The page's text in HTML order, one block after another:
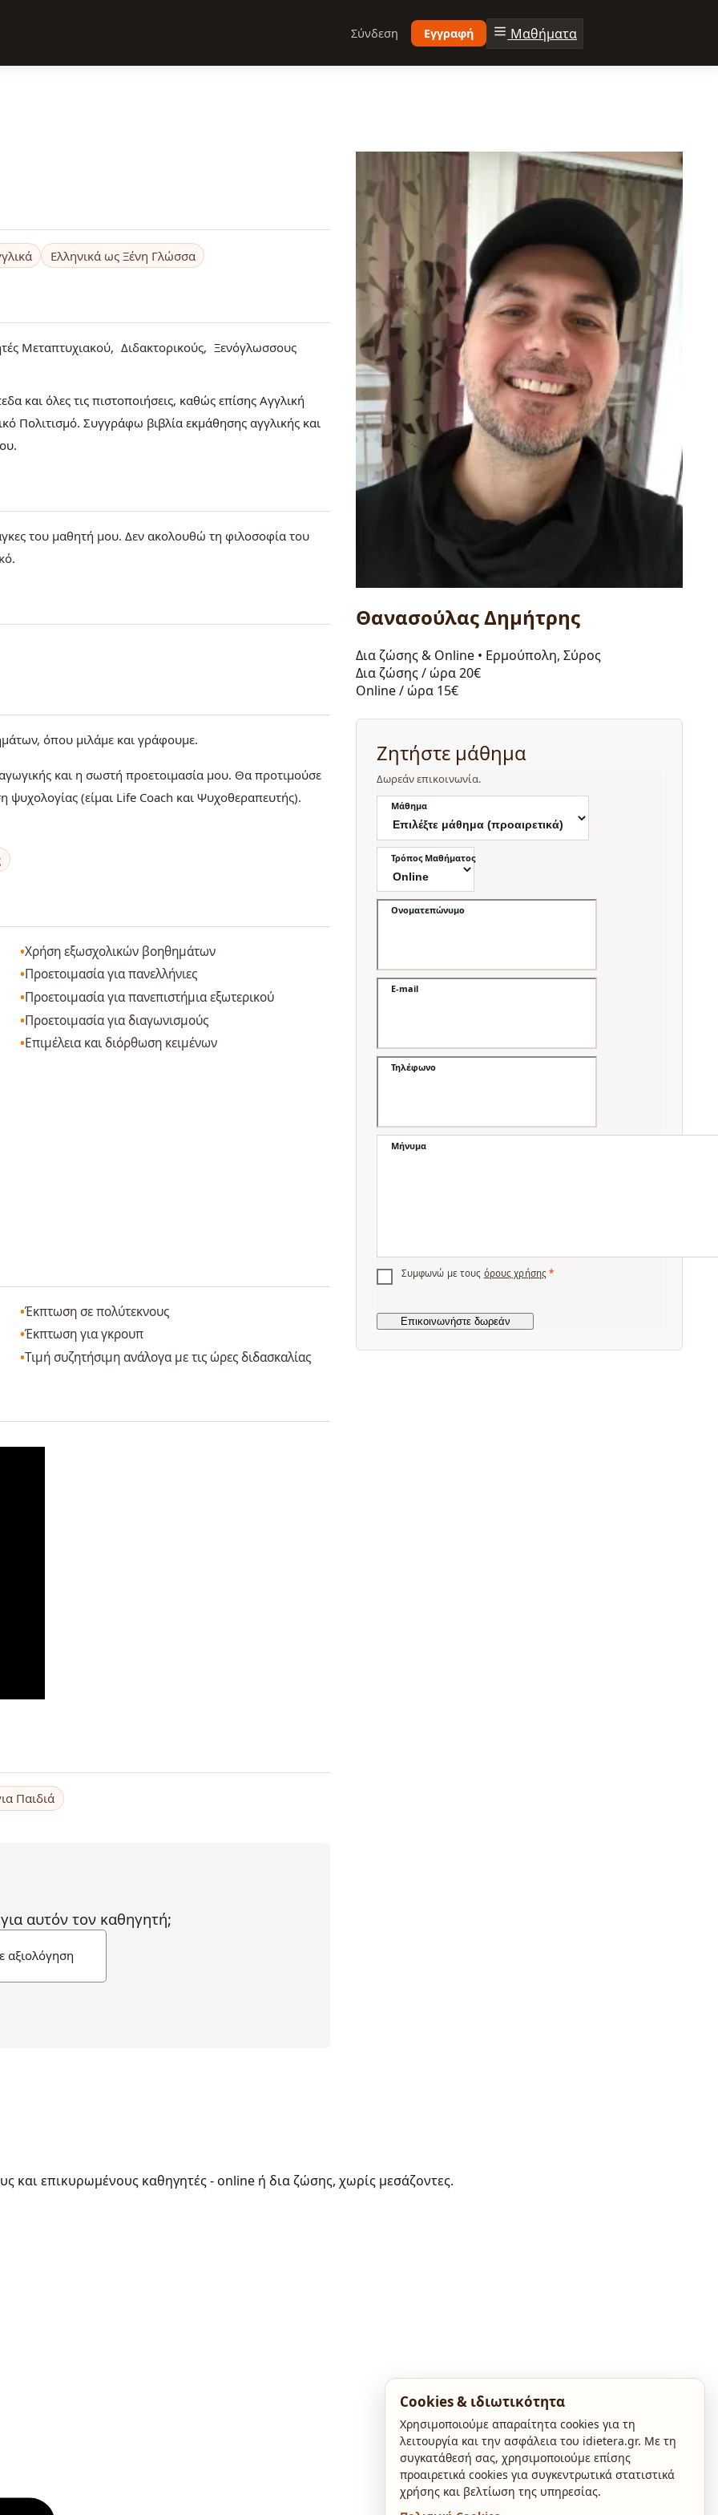
Σύνδεση Εγγραφή Μαθήματα
Ελληνικά ως Ξένη Γλώσσα
Μεταπτυχιακού Διδακτορικούς Ξενόγλωσσους
και όλες τις πιστοποιήσεις, καθώς επίσης Αγγλική
Πολιτισμό. Συγγράφω βιβλία εκμάθησης αγγλικής και
του μαθητή μου. Δεν ακολουθώ τη φιλοσοφία του
όπου μιλάμε και γράφουμε.
και η σωστή προετοιμασία μου. Θα προτιμούσε
ψυχολογίας (είμαι Life Coach και Ψυχοθεραπευτής).
Χρήση εξωσχολικών βοηθημάτων
Προετοιμασία για πανελλήνιες
Προετοιμασία για πανεπιστήμια εξωτερικού
Προετοιμασία για διαγωνισμούς
Επιμέλεια και διόρθωση κειμένων
Έκπτωση σε πολύτεκνους
Έκπτωση για γκρουπ
Τιμή συζητήσιμη ανάλογα με τις ώρες διδασκαλίας
Παιδιά
αυτόν τον καθηγητή;
αξιολόγηση
Θανασούλας Δημήτρης
Δια ζώσης & Online • Ερμούπολη, Σύρος
Δια ζώσης / ώρα20€
Online / ώρα 15€
Ζητήστε μάθημα
Δωρεάν επικοινωνία.
Μάθημα
Τρόπος Μαθήματος
Ονοματεπώνυμο
E-mail
Τηλέφωνο
Μήνυμα
Συμφωνώ με τους όρους χρήσης *
και επικυρωμένους καθηγητές - online ή δια ζώσης, χωρίς μεσάζοντες.
Cookies & ιδιωτικότητα
Χρησιμοποιούμε απαραίτητα cookies για τη
λειτουργία και την ασφάλεια του idietera.gr. Με τη
συγκατάθεσή σας, χρησιμοποιούμε επίσης
προαιρετικά cookies για συγκεντρωτικά στατιστικά
χρήσης και βελτίωση της υπηρεσίας.